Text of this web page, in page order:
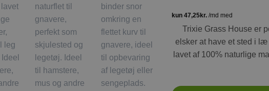
Trixie Grass House er
elsker at have et sted i
lavet af 100% naturlige